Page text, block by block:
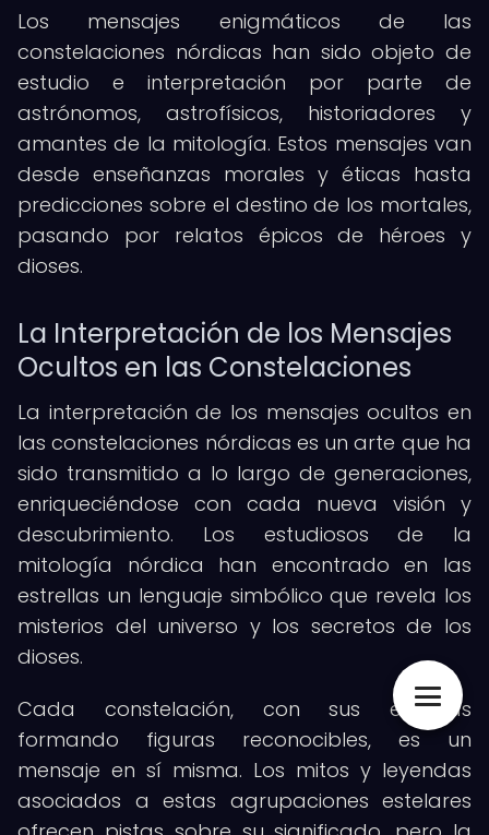
Los mensajes enigmáticos de las
constelaciones nórdicas han sido objeto de
estudio e interpretación por parte de
astrónomos, astrofísicos, historiadores y
amantes de la mitología. Estos mensajes van
desde enseñanzas morales y éticas hasta
predicciones sobre el destino de los mortales,
pasando por relatos épicos de héroes y
dioses.
La Interpretación de los Mensajes
Ocultos en las Constelaciones
La interpretación de los mensajes ocultos en
las constelaciones nórdicas es un arte que ha
sido transmitido a lo largo de generaciones,
enriqueciéndose con cada nueva visión y
descubrimiento. Los estudiosos de la
mitología nórdica han encontrado en las
estrellas un lenguaje simbólico que revela los
misterios del universo y los secretos de los
dioses.
Cada constelación, con sus estrellas
formando figuras reconocibles, es un
mensaje en sí misma. Los mitos y leyendas
asociados a estas agrupaciones estelares